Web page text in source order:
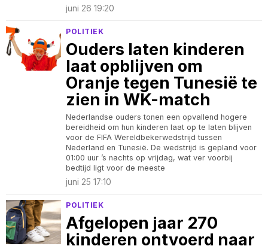
juni 26 19:20
POLITIEK
Ouders laten kinderen
laat opblijven om
Oranje tegen Tunesië te
zien in WK-match
Nederlandse ouders tonen een opvallend hogere
bereidheid om hun kinderen laat op te laten blijven
voor de FIFA Wereldbekerwedstrijd tussen
Nederland en Tunesië. De wedstrijd is gepland voor
01:00 uur ’s nachts op vrijdag, wat ver voorbij
bedtijd ligt voor de meeste
juni 25 17:10
POLITIEK
Afgelopen jaar 270
kinderen ontvoerd naar